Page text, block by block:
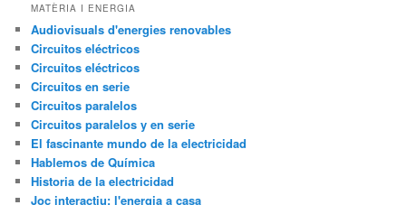
MATÈRIA I ENERGIA
Audiovisuals d'energies renovables
Circuitos eléctricos
Circuitos eléctricos
Circuitos en serie
Circuitos paralelos
Circuitos paralelos y en serie
El fascinante mundo de la electricidad
Hablemos de Química
Historia de la electricidad
Joc interactiu: l'energia a casa